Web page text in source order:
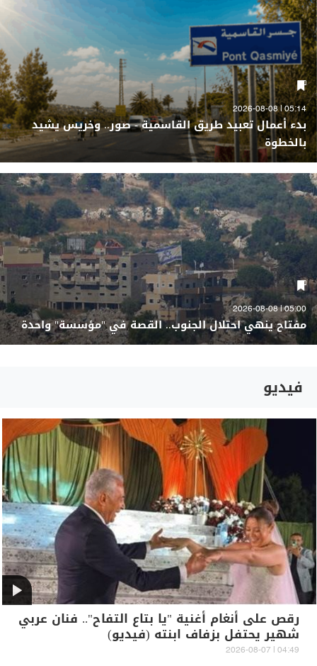
05:14 | 2026-08-08
بدء أعمال تعبيد طريق القاسمية - صور.. وخريس يشيد
بالخطوة
05:00 | 2026-08-08
مفتاح ينهي احتلال الجنوب.. القصة في "مؤسسة" واحدة
فيديو
رقص على أنغام أغنية "يا بتاع التفاح".. فنان عربي
شهير يحتفل بزفاف ابنته (فيديو)
04:49 | 2026-08-07